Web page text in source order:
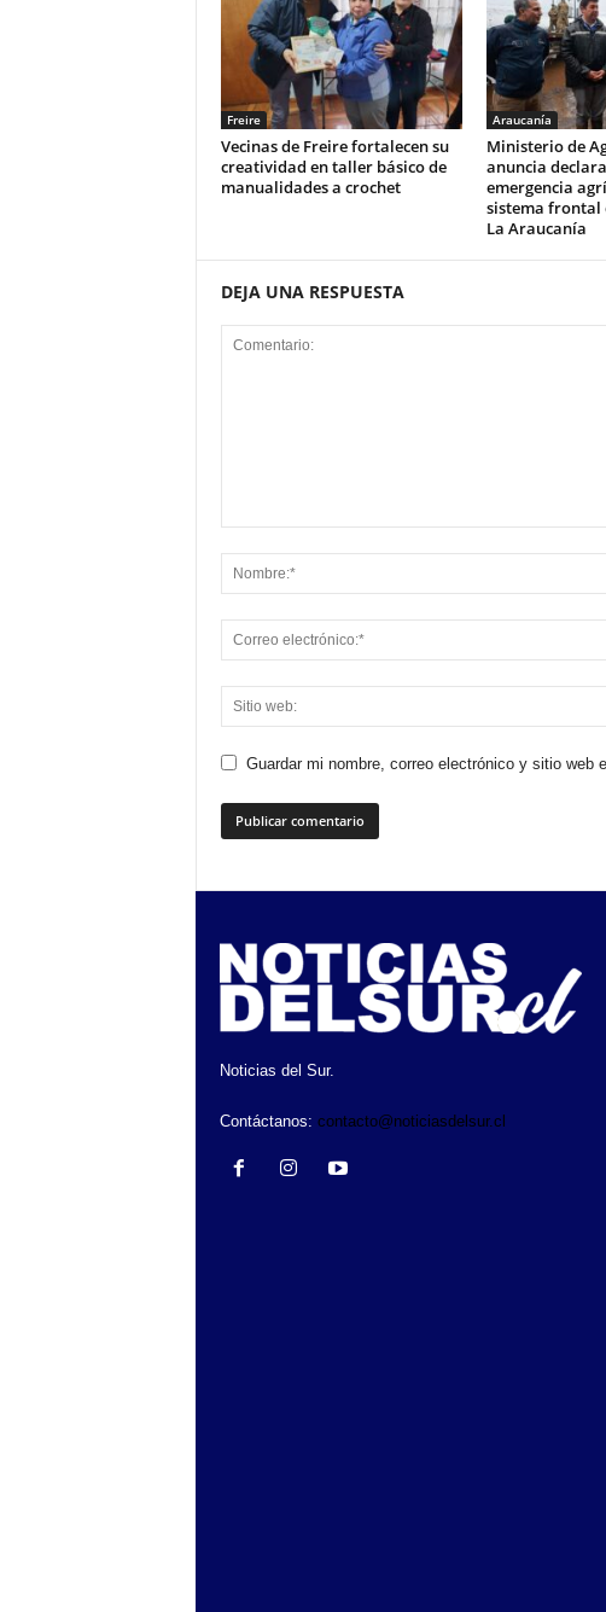
Freire
Vecinas de Freire fortalecen su
creatividad en taller básico de
manualidades a crochet
Araucanía
Ministerio de
anuncia
emergencia
sistema frontal
La Araucanía
DEJA UNA RESPUESTA
Guardar mi nombre, correo electrónico y sitio web
Noticias del Sur.
Contáctanos: contacto@noticiasdelsur.cl